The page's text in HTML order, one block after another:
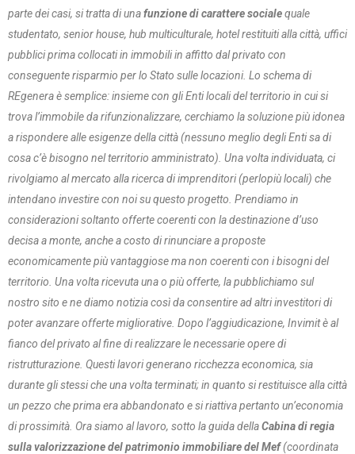
parte dei casi, si tratta di unafunzione di carattere socialequale
studentato, senior house, hub multiculturale, hotel restituiti alla città, uffici
pubblici prima collocati in immobili in affitto dal privato con
conseguente risparmio per lo Stato sulle locazioni. Lo schema di
REgenera è semplice: insieme con gli Enti locali del territorio in cui si
trova l’immobile da rifunzionalizzare, cerchiamo la soluzione più idonea
a rispondere alle esigenze della città (nessuno meglio degli Enti sa di
cosa c’è bisogno nel territorio amministrato). Una volta individuata, ci
rivolgiamo al mercato alla ricerca di imprenditori (perlopiù locali) che
intendano investire con noi su questo progetto. Prendiamo in
considerazioni soltanto offerte coerenti con la destinazione d’uso
decisa a monte, anche a costo di rinunciare a proposte
economicamente più vantaggiose ma non coerenti con i bisogni del
territorio. Una volta ricevuta una o più offerte, la pubblichiamo sul
nostro sito e ne diamo notizia così da consentire ad altri investitori di
poter avanzare offerte migliorative. Dopo l’aggiudicazione, Invimit è al
fianco del privato al fine di realizzare le necessarie opere di
ristrutturazione. Questi lavori generano ricchezza economica, sia
durante gli stessi che una volta terminati; in quanto si restituisce alla città
un pezzo che prima eraabbandonato e si riattiva pertanto un’economia
di prossimità. Ora siamo al lavoro, sotto la guida dellaCabina di regia
sulla valorizzazione del patrimonio immobiliare del Mef(coordinata